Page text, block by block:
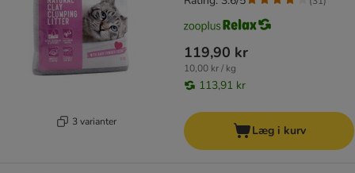
3 varianter
119,90 kr
10,00 kr / kg
113,91 kr
Læg i kurv